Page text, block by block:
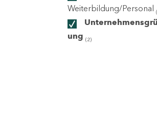
Weiterbildung/Personal
ung (2)